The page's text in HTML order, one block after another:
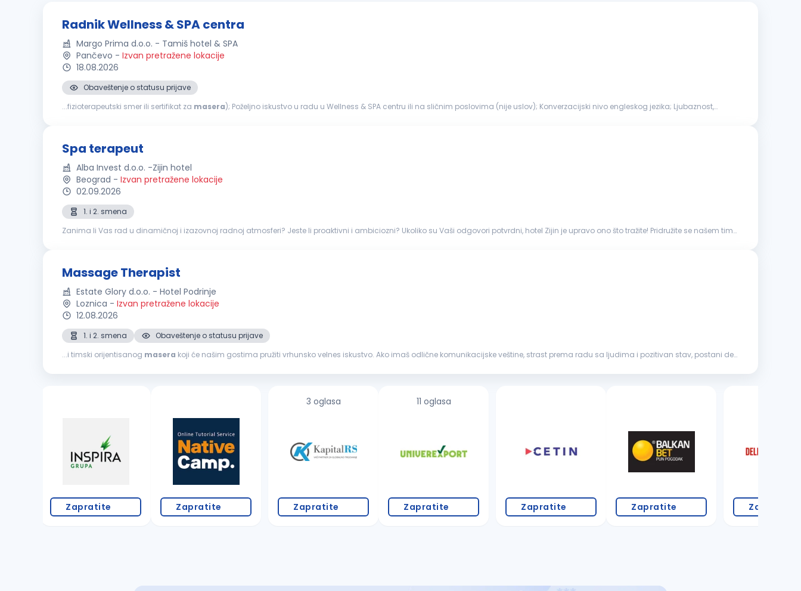
Radnik Wellness & SPA centra
Margo Prima d.o.o. - Tamiš hotel & SPA
Pančevo - Izvan pretražene lokacije
18.08.2026
Obaveštenje o statusu prijave
...fizioterapeutski smer ili sertifikat za masera); Poželjno iskustvo u radu u Wellness & SPA centru ili na sličnim poslovima (nije uslov); Konverzacijski nivo engleskog jezika; Ljubaznost,
Spa terapeut
Alba Invest d.o.o. -Zijin hotel
Beograd - Izvan pretražene lokacije
02.09.2026
1. i 2. smena
Zanima li Vas rad u dinamičnoj i izazovnoj radnoj atmosferi? Jeste li proaktivni i ambiciozni? Ukoliko su Vaši odgovori potvrdni, hotel Zijin je upravo ono što tražite! Pridružite se našem timu
Massage Therapist
Estate Glory d.o.o. - Hotel Podrinje
Loznica - Izvan pretražene lokacije
12.08.2026
1. i 2. smena
Obaveštenje o statusu prijave
...i timski orijentisanog masera koji će našim gostima pružiti vrhunsko velnes iskustvo. Ako imaš odlične komunikacijske veštine, strast prema radu sa ljudima i pozitivan stav, postani deo
Zapratite Zapratite
3 oglasa
Zapratite
11 oglasa
Zapratite Zapratite Zapratite Zapratite